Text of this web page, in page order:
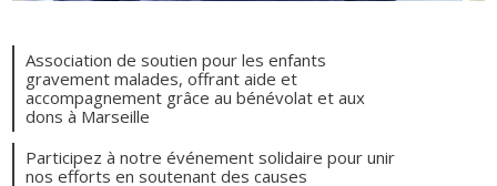
Association de soutien pour les enfants
gravement malades, offrant aide et
accompagnement grâce au bénévolat et aux
dons à Marseille
Participez à notre événement solidaire pour unir
nos efforts en soutenant des causes